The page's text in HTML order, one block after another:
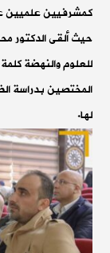
كمشرفيين علميين
حيث ألقى الدكتور
للعلوم والنهضة
المختصين بدراسة
لها.